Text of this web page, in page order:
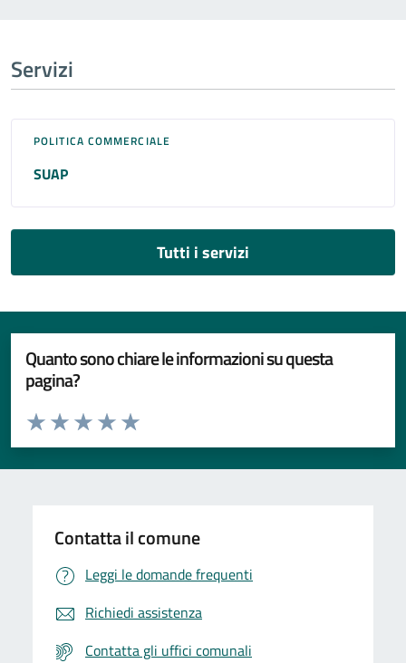
Servizi
POLITICA COMMERCIALE
SUAP
Tutti i servizi
Quanto sono chiare le informazioni su questa
pagina?
Valuta da 1 a 5 stelle la pagina
Valuta 5 stelle su 5
Valuta 4 stelle su 5
Valuta 3 stelle su 5
Valuta 2 stelle su 5
Valuta 1 stelle su 5
Contatta il comune
Leggi le domande frequenti
Richiedi assistenza
Contatta gli uffici comunali